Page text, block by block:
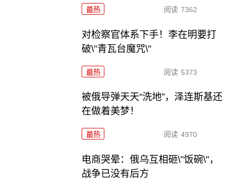
最热 阅读 7362
对检察官体系下手！李在明要打
破\"青瓦台魔咒\"
最热 阅读 5373
被俄导弹天天“洗地”，泽连斯基还
在做着美梦！
最热 阅读 4970
电商哭晕：俄乌互相砸\"饭碗\"，
战争已没有后方